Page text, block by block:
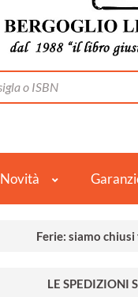
Novità
Ferie: siamo
LE SPEDIZIONI